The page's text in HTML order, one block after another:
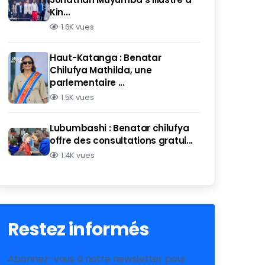
Kin...
1.6K vues
Haut-Katanga : Benatar
Chilufya Mathilda, une
parlementaire ...
1.5K vues
Lubumbashi : Benatar chilufya
offre des consultations gratui...
1.4K vues
Restez informés
Abonnez-vous à notre newsletter pour